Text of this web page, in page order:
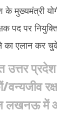
पर लड़की को
सोने की अंगूठी
September
10, 2024
के मुख्यमंत्री
पद पर
एलान कर
उत्तर
वन्यजीव
में